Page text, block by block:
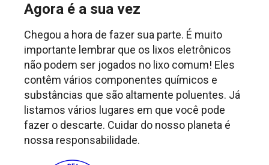
Agora é a sua vez
Chegou a hora de fazer sua parte. É muito
importante lembrar que os lixos eletrônicos
não podem ser jogados no lixo comum! Eles
contêm vários componentes químicos e
substâncias que são altamente poluentes. Já
listamos vários lugares em que você pode
fazer o descarte. Cuidar do nosso planeta é
nossa responsabilidade.